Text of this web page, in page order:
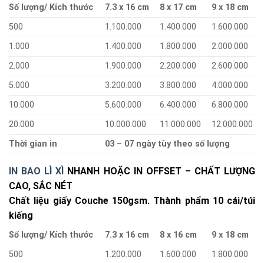
Số lượng/ Kích thước 7.3 x 16 cm 8 x 17 cm
9 x 18 cm
500
1.100.000 1.400.000
1.600.000
1.000
1.400.000 1.800.000
2.000.000
2.000
1.900.000 2.200.000
2.600.000
5.000
3.200.000 3.800.000
4.000.000
10.000
5.600.000 6.400.000
6.800.000
20.000
10.000.000 11.000.000
12.000.000
Thời gian in
03 – 07 ngày tùy theo số lượng
IN BAO LÌ XÌ NHANH HOẶC IN OFFSET – CHẤT LƯỢNG
CAO, SẮC NÉT
Chất liệu giấy Couche 150gsm. Thành phẩm 10 cái/túi
kiếng
Số lượng/ Kích thước 7.3 x 16 cm 8 x 16 cm
9 x 18 cm
500
1.200.000 1.600.000
1.800.000